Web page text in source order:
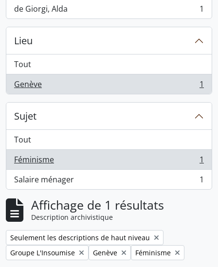
de Giorgi, Alda
, 1 résultats 1
Lieu
Tout
Genève
, 1 résultats 1
Sujet
Tout
Féminisme
, 1 résultats
1
Salaire ménager
, 1 résultats 1
Affichage de 1 résultats
Description archivistique
Remove filter:
Seulement les descriptions de haut niveau
Remove filter:
Groupe L'Insoumise Remove filter:
Genève Remove filter:
Féminisme